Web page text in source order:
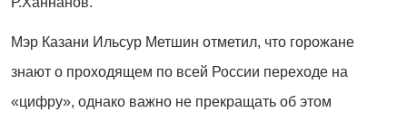
Мэр Казани Ильсур Метшин отметил, что горожане
знают о проходящем по всей России переходе на
«цифру», однако важно не прекращать об этом